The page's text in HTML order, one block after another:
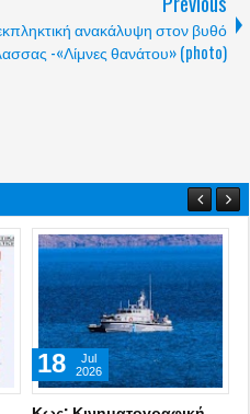
ανακάλυψη στον βυθό
-«Λίμνες θανάτου» (photo)
22
May
2026